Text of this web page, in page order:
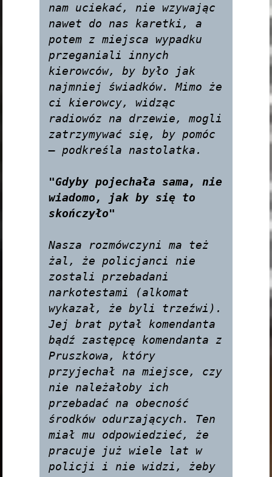
nam uciekać, nie wzywając
nawet do nas karetki, a
potem z miejsca wypadku
przeganiali innych
kierowców, by było jak
najmniej świadków. Mimo że
ci kierowcy, widząc
radiowóz na drzewie, mogli
zatrzymywać się, by pomóc
— podkreśla nastolatka.
"Gdyby pojechała sama, nie
wiadomo, jak by się to
skończyło"
Nasza rozmówczyni ma też
żal, że policjanci nie
zostali przebadani
narkotestami (alkomat
wykazał, że byli trzeźwi).
Jej brat pytał komendanta
bądź zastępcę komendanta z
Pruszkowa, który
przyjechał na miejsce, czy
nie należałoby ich
przebadać na obecność
środków odurzających. Ten
miał mu odpowiedzieć, że
pracuje już wiele lat w
policji i nie widzi, żeby